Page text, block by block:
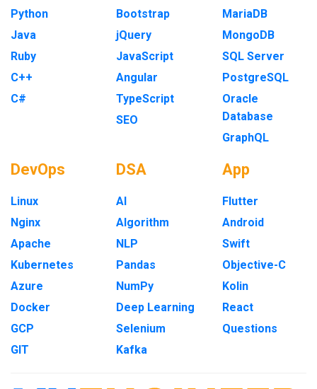
Python
Java
Ruby
C++
C#
Bootstrap
jQuery
JavaScript
Angular
TypeScript
SEO
MariaDB
MongoDB
SQL Server
PostgreSQL
Oracle
Database
GraphQL
DevOps
Linux
Nginx
Apache
Kubernetes
Azure
Docker
GCP
GIT
DSA
AI
Algorithm
NLP
Pandas
NumPy
Deep Learning
Selenium
Kafka
App
Flutter
Android
Swift
Objective-C
Kolin
React
Questions